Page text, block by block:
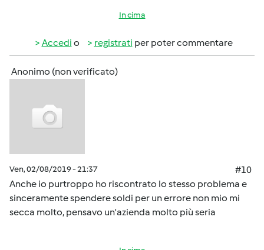
In cima
Accedi o registrati per poter commentare
Anonimo (non verificato)
Ven, 02/08/2019 - 21:37
#10
Anche io purtroppo ho riscontrato lo stesso problema e
sinceramente spendere soldi per un errore non mio mi
secca molto, pensavo un'azienda molto più seria